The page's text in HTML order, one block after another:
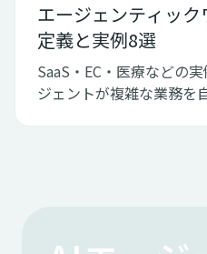
エージェンティッ
定義と実例8選
SaaS・EC・医療などの
ジェントが複雑な業務を